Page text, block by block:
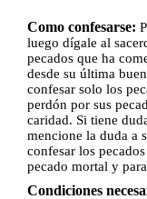
Como confesarse:
luego dígale al
pecados que ha
desde su última
confesar solo los
perdón por sus
caridad. Si tiene
mencione la duda a
confesar los
pecado mortal y
Condiciones